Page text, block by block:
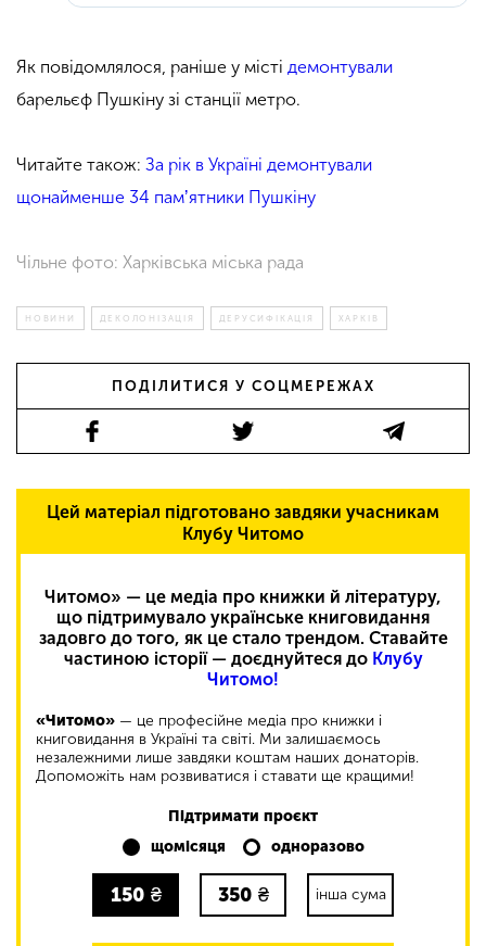
Як повідомлялося, раніше у місті демонтували
барельєф Пушкіну зі станції метро.
Читайте також: За рік в Україні демонтували
щонайменше 34 памʼятники Пушкіну
Чільне фото: Харківська міська рада
НОВИНИ ДЕКОЛОНІЗАЦІЯ ДЕРУСИФІКАЦІЯ ХАРКІВ
ПОДІЛИТИСЯ У СОЦМЕРЕЖАХ
Цей матеріал підготовано завдяки учасникам
Клубу Читомо
Читомо» — це медіа про книжки й літературу,
що підтримувало українське книговидання
задовго до того, як це стало трендом. Ставайте
частиною історії — доєднуйтеся до Клубу
Читомо!
«Читомо» — це професійне медіа про книжки і
книговидання в Україні та світі. Ми залишаємось
незалежними лише завдяки коштам наших донаторів.
Допоможіть нам розвиватися і ставати ще кращими!
Підтримати проєкт
щомісяця
одноразово
150 ₴ 350 ₴ інша сума